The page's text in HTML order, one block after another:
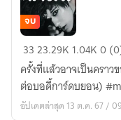
[EXO]
My
Turn
☽
HunHan
จบ
3323.29K 1.04K0
ครั้งที่แล้วอาจเป็นครา
ต่อบอดี้การ์ดบยอน)
อัปเดตล่าสุด 13 ต.ค. 67 /